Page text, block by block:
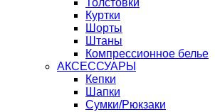
Толстовки
Куртки
Шорты
Штаны
Компрессионное белье
АКСЕССУАРЫ
Кепки
Шапки
Сумки/Рюкзаки